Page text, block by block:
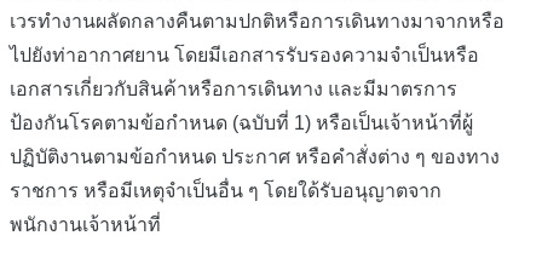
เวรทำงานผลัดกลางคืนตามปกติหรือการเดินทางมาจากหรือ
ไปยังท่าอากาศยาน โดยมีเอกสารรับรองความจำเป็นหรือ
เอกสารเกี่ยวกับสินค้าหรือการเดินทาง และมีมาตรการ
ป้องกันโรคตามข้อกำหนด (ฉบับที่ 1) หรือเป็นเจ้าหน้าที่ผู้
ปฏิบัติงานตามข้อกำหนด ประกาศ หรือคำสั่งต่าง ๆ ของทาง
ราชการ หรือมีเหตุจำเป็นอื่น ๆ โดยใด้รับอนุญาตจาก
พนักงานเจ้าหน้าที่